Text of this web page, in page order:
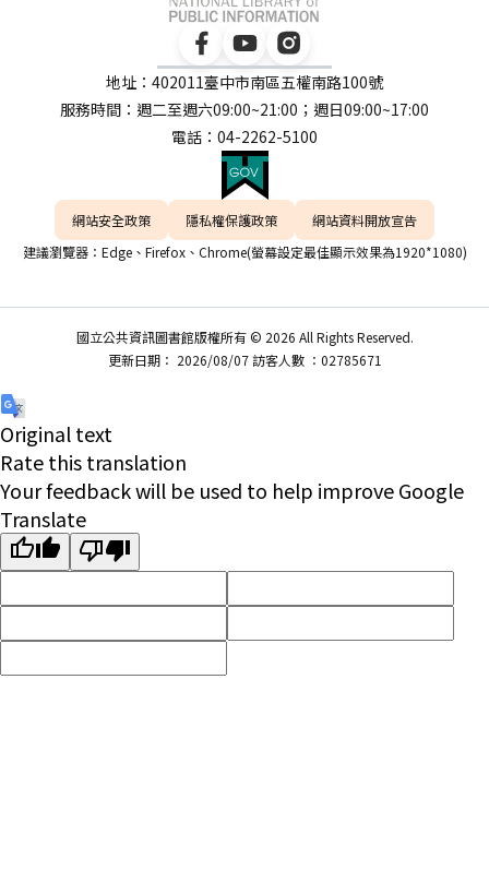
地址：402011臺中市南區五權南路100號
服務時間：週二至週六09:00~21:00；週日09:00~17:00
電話：04-2262-5100
網站安全政策 隱私權保護政策
網站資料開放宣告
建議瀏覽器：Edge、Firefox、Chrome(螢幕設定最佳顯示效果為1920*1080)
國立公共資訊圖書館版權所有 © 2026 All Rights Reserved.
更新日期： 2026/08/07 訪客人數 ：02785671
Original text
Rate this translation
Your feedback will be used to help improve Google
Translate